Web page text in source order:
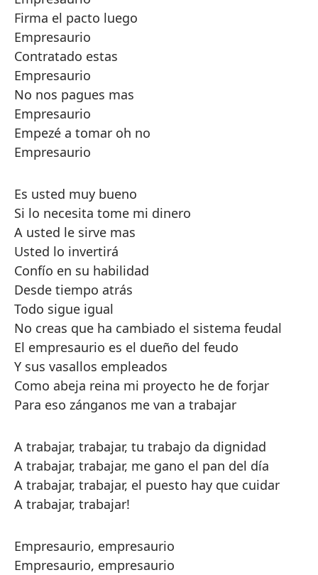
Firma el pacto luego
Empresaurio
Contratado estas
Empresaurio
No nos pagues mas
Empresaurio
Empezé a tomar oh no
Empresaurio
Es usted muy bueno
Si lo necesita tome mi dinero
A usted le sirve mas
Usted lo invertirá
Confío en su habilidad
Desde tiempo atrás
Todo sigue igual
No creas que ha cambiado el sistema feudal
El empresaurio es el dueño del feudo
Y sus vasallos empleados
Como abeja reina mi proyecto he de forjar
Para eso zánganos me van a trabajar
A trabajar, trabajar, tu trabajo da dignidad
A trabajar, trabajar, me gano el pan del día
A trabajar, trabajar, el puesto hay que cuidar
A trabajar, trabajar!
Empresaurio, empresaurio
Empresaurio, empresaurio